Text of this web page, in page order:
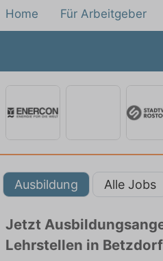
Home Für Arbeitgeber
Ausbildung Alle Jobs
Jetzt
Lehrstellen in